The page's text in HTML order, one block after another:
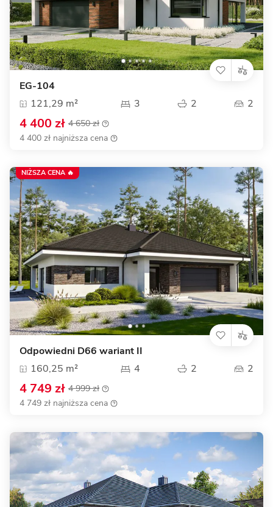
EG-104
121,29 m²
3 2 2
4 400 zł 4 650 zł
4 400 zł najniższa cena
Odpowiedni D66 wariant II
160,25 m²
4 2 2
4 749 zł 4 999 zł
4 749 zł najniższa cena
NIŻSZA CENA 🔥